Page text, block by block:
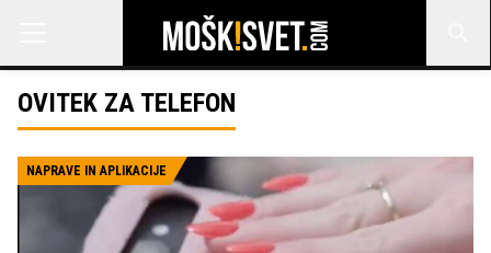
OVITEK ZA TELEFON
NAPRAVE IN APLIKACIJE